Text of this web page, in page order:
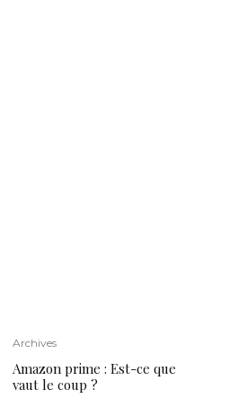
Archives
Amazon prime : Est-ce que
vaut le coup ?